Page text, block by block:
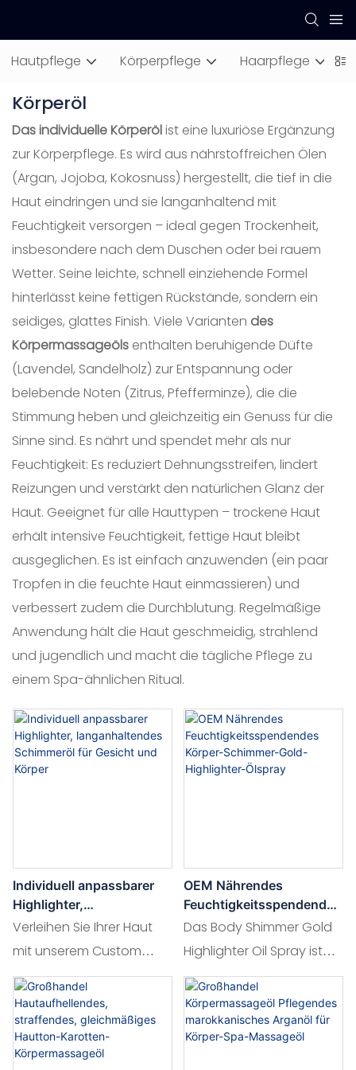
Hautpflege Körperpflege Haarpflege
Körperöl
Das individuelle Körperölist eine luxuriöse Ergänzung
zur Körperpflege. Es wird aus nährstoffreichen Ölen
(Argan, Jojoba, Kokosnuss) hergestellt, die tief in die
Haut eindringen und sie langanhaltend mit
Feuchtigkeit versorgen – ideal gegen Trockenheit,
insbesondere nach dem Duschen oder bei rauem
Wetter. Seine leichte, schnell einziehende Formel
hinterlässt keine fettigen Rückstände, sondern ein
seidiges, glattes Finish. Viele Varianten des
Körpermassageöls enthalten beruhigende Düfte
(Lavendel, Sandelholz) zur Entspannung oder
belebende Noten (Zitrus, Pfefferminze), die die
Stimmung heben und gleichzeitig ein Genuss für die
Sinne sind. Es nährt und spendet mehr als nur
Feuchtigkeit: Es reduziert Dehnungsstreifen, lindert
Reizungen und verstärkt den natürlichen Glanz der
Haut. Geeignet für alle Hauttypen – trockene Haut
erhält intensive Feuchtigkeit, fettige Haut bleibt
ausgeglichen. Es ist einfach anzuwenden (ein paar
Tropfen in die feuchte Haut einmassieren) und
verbessert zudem die Durchblutung. Regelmäßige
Anwendung hält die Haut geschmeidig, strahlend
und jugendlich und macht die tägliche Pflege zu
einem Spa-ähnlichen Ritual.
Individuell anpassbarer
Highlighter,
langanhaltendes
Schimmeröl für Gesicht
Verleihen Sie Ihrer Haut
mit unserem Custom
Highlighter Long Lasting
Face and Body Shimmer
Oil einen strahlenden
Teint, der den ganzen
OEM Nährendes
Feuchtigkeitsspendendes
Körper-Schimmer-Gold-
Highlighter-Ölspray
Das Body Shimmer Gold
Highlighter Oil Spray ist
eine luxuriöse Mischung,
die Ihre Haut mit
Feuchtigkeit versorgt und
ihr einen strahlenden